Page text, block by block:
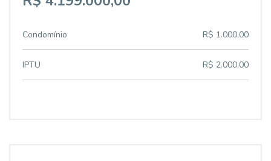
Condomínio R$ 1.000,00
IPTU R$ 2.000,00